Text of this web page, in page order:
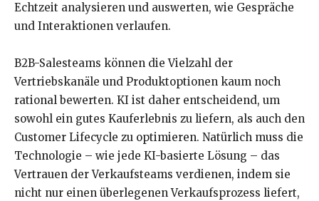
Echtzeit analysieren und auswerten, wie Gespräche
und Interaktionen verlaufen.
B2B-Salesteams können die Vielzahl der
Vertriebskanäle und Produktoptionen kaum noch
rational bewerten. KI ist daher entscheidend, um
sowohl ein gutes Kauferlebnis zu liefern, als auch den
Customer Lifecycle zu optimieren. Natürlich muss die
Technologie – wie jede KI-basierte Lösung – das
Vertrauen der Verkaufsteams verdienen, indem sie
nicht nur einen überlegenen Verkaufsprozess liefert,